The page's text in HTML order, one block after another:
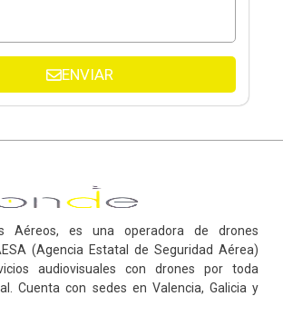
ENVIAR
Aéreos, es una operadora de drones
(Agencia Estatal de Seguridad Aérea)
audiovisuales con drones por toda
Cuenta con sedes en Valencia, Galicia y